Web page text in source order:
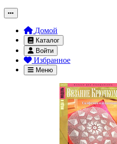
Домой
Каталог
Войти
Избранное
Меню